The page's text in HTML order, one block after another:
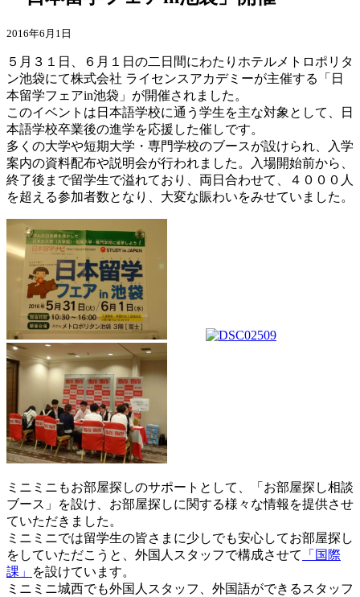
2016年6月1日
５月３１日、６月１日の二日間にわたりホテルメトロポリタ
ン池袋にて株式会社 ライセンスアカデミーが主催する「日
本留学フェアin池袋」が開催されました。
このイベントは日本語学校に通う学生を主な対象として、日
本語学校卒業後の進学を応援した催しです。
多くの大学や短期大学・専門学校のブースが設けられ、入学
案内の資料配布や説明会が行われました。入場開始前から、
終了後まで留学生で溢れており、両日合わせて、４０００人
を超える参加者数となり、大変な賑わいをみせていました。
ミニミニもお部屋探しのサポートとして、「お部屋探し相談
ブース」を設け、お部屋探しに関する様々な情報を提供させ
ていただきました。
ミニミニでは留学生の皆さまに少しでも安心してお部屋探し
をしていただこうと、外国人スタッフで構成させて
「国際
課」
を設けています。
ミニミニ城西でも外国人スタッフ、外国語ができるスタッフ